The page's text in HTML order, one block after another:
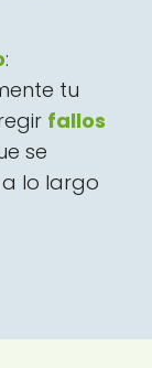
:
tu
fallos
se
lo largo